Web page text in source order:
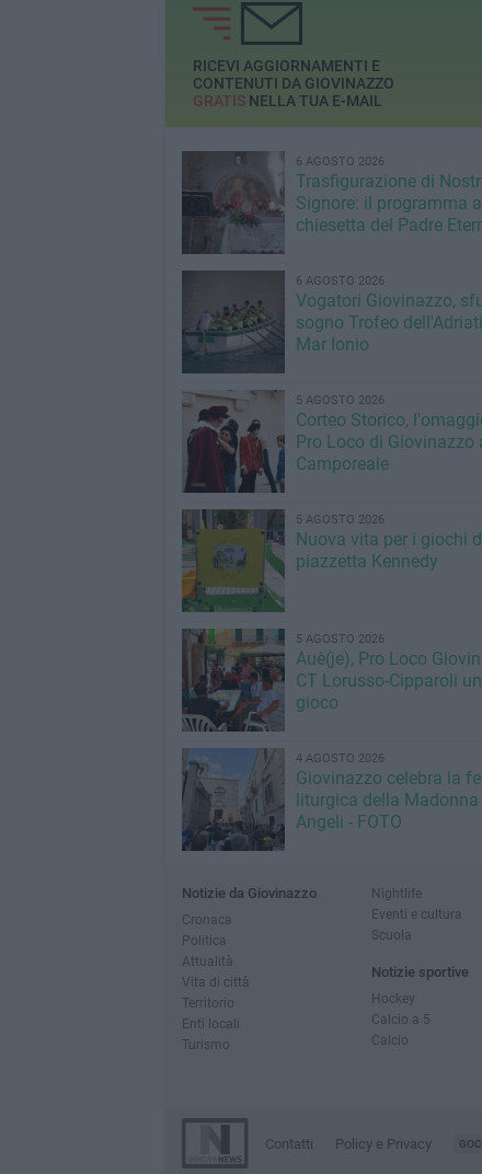
RICEVI AGGIORNAMENTI E
CONTENUTI DA GIOVINAZZO
GRATISNELLA TUA E-MAIL
6 AGOSTO 2026
Trasfigurazione di
Signore: il programma
chiesetta del Padre
6 AGOSTO 2026
Vogatori Giovinazzo,
sogno Trofeo
Mar Ionio
5 AGOSTO 2026
Corteo Storico,
Pro Loco di Giovinazzo
Camporeale
5 AGOSTO 2026
Nuova vita per i giochi
piazzetta Kennedy
5 AGOSTO 2026
Auè(je), Pro Loco
CT Lorusso-Cipparoli
gioco
4 AGOSTO 2026
Giovinazzo celebra la
liturgica della Madonna
Angeli - FOTO
Notizie da Giovinazzo
Cronaca
Politica
Attualità
Vita di città
Territorio
Enti locali
Turismo
Nightlife
Eventi e cultura
Scuola
Notizie sportive
Hockey
Calcio a 5
Calcio
Contatti Policy e Privacy